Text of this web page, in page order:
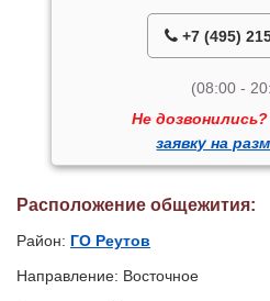
+7 (495)
(08:00 -
Не
заявку на
Расположение общежития:
Район: ГО Реутов
Направление: Восточное